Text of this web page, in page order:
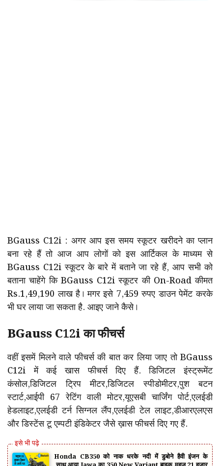
BGauss C12i : अगर आप इस समय स्कूटर खरीदने का प्लान
बना रहे हैं तो आज आप लोगों को इस आर्टिकल के माध्यम से
BGauss C12i स्कूटर के बारे में बताने जा रहे हैं, आप सभी को
बताना चाहेंगे कि BGauss C12i स्कूटर की On-Road कीमत
Rs.1,49,190 लाख है। मगर इसे 7,459 रुपए डाउन पेमेंट करके
भी घर लाया जा सकता है. आइए जाने कैसे।
BGauss C12i का फीचर्स
वहीं इसमें मिलने वाले फीचर्स की बात कर लिया जाए तो BGauss
C12i में कई खास फीचर्स दिए हैं. डिजिटल इंस्ट्रूमेंट
कंसोल,डिजिटल ट्रिप मीटर,डिजिटल स्पीडोमीटर,पुश बटन
स्टार्ट,आईपी 67 रेटिंग वाली मोटर,यूएसबी चार्जिंग पोर्ट,एलईडी
हेडलाइट,एलईडी टर्न सिग्नल लैंप,एलईडी टेल लाइट,डीआरएलएस
और डिस्टेंस टू एम्पटी इंडिकेटर जैसे ख़ास फीचर्स दिए गए हैं.
Honda CB350 को नाक धरके नदी में डुबोने हैवी इंजन के